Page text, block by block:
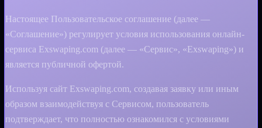
Настоящее Пользовательское соглашение (далее —
«Соглашение») регулирует условия использования онлайн-
сервиса Exswaping.com (далее — «Сервис», «Exswaping») и
является публичной офертой.
Используя сайт Exswaping.com, создавая заявку или иным
образом взаимодействуя с Сервисом, пользователь
подтверждает, что полностью ознакомился с условиями